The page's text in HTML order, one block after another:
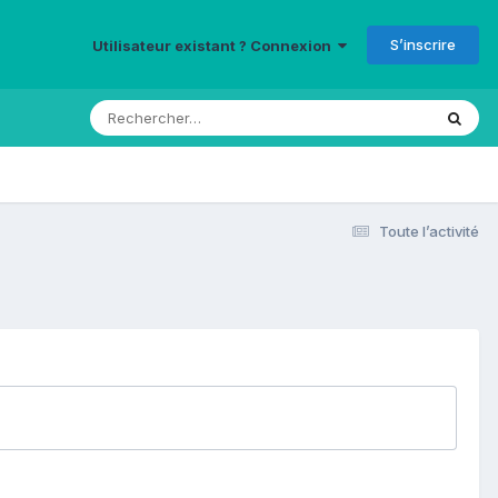
Utilisateur existant ? Connexion S’inscrire
Toute l’activité